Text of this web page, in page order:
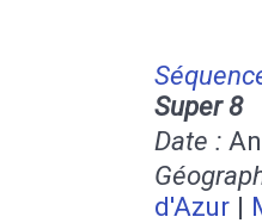
Super 8
Date :
d'Azur |